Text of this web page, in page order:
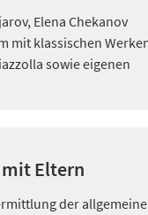
Elena Chekanov
mit klassischen
sowie eigenen
mit Eltern
der